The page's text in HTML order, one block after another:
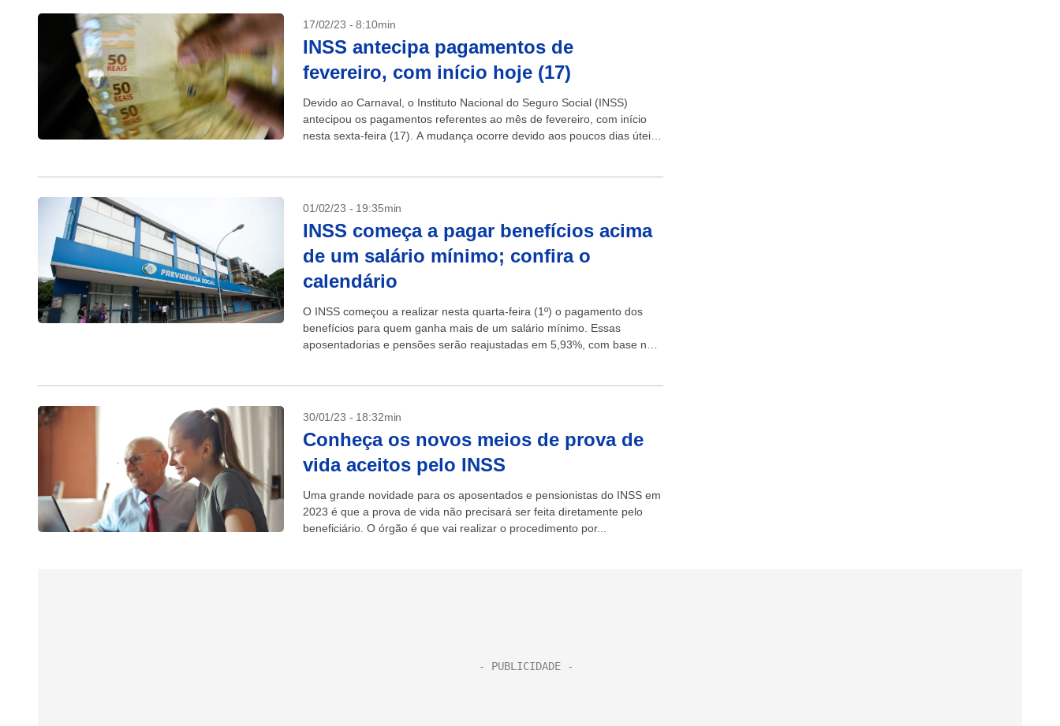
17/02/23 - 8:10min
INSS antecipa pagamentos de
fevereiro, com início hoje (17)
Devido ao Carnaval, o Instituto Nacional do Seguro Social (INSS)
antecipou os pagamentos referentes ao mês de fevereiro, com início
nesta sexta-feira (17). A mudança ocorre devido aos poucos dias úteis
01/02/23 - 19:35min
INSS começa a pagar benefícios acima
de um salário mínimo; confira o
calendário
O INSS começou a realizar nesta quarta-feira (1º) o pagamento dos
benefícios para quem ganha mais de um salário mínimo. Essas
aposentadorias e pensões serão reajustadas em 5,93%, com base na
30/01/23 - 18:32min
Conheça os novos meios de prova de
vida aceitos pelo INSS
Uma grande novidade para os aposentados e pensionistas do INSS em
2023 é que a prova de vida não precisará ser feita diretamente pelo
beneficiário. O órgão é que vai realizar o procedimento por...